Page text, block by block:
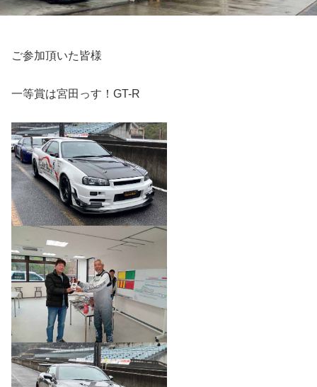
ご参加頂いた皆様
一等賞は宮田っす！GT-R